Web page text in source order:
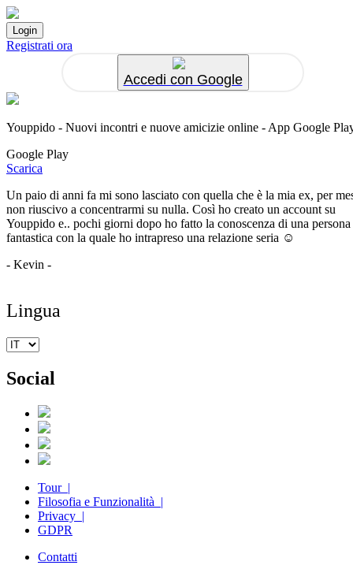
Registrati ora
Accedi con Google
Youppido - Nuovi incontri e nuove amicizie online - App Google
Google Play
Scarica
Un paio di anni fa mi sono lasciato con quella che è la mia ex, per
non riuscivo a concentrarmi su nulla. Così ho creato un account su
Youppido e.. pochi giorni dopo ho fatto la conoscenza di una persona
fantastica con la quale ho intrapreso una relazione seria ☺️
- Kevin -
Lingua
Social
Tour |
Filosofia e Funzionalità |
Privacy |
GDPR
Contatti